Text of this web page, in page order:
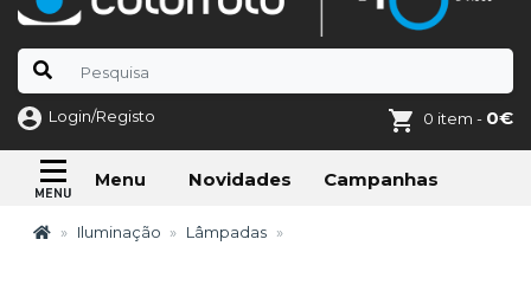
Login/Registo 0 item - 0€
Menu Novidades Campanhas
Iluminação Lâmpadas